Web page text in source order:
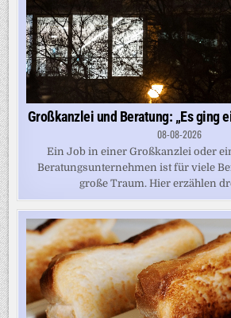
Großkanzlei und Beratung: „Es ging
08-08-2026
Ein Job in einer Großkanzlei oder
Beratungsunternehmen ist für viele
große Traum. Hier erzählen